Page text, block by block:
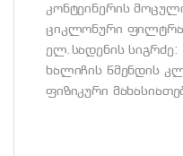
კონტეინერის
ციკლონური
ელ.სადენის სიგრძე:
ხალიჩის წმენდის
ფიზიკური